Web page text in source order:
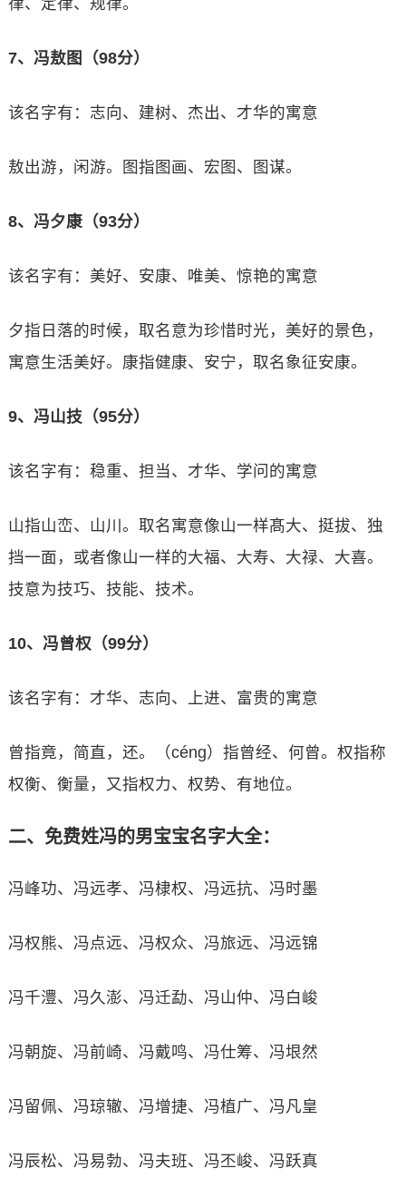
律、定律、规律。
7、冯敖图（98分）
该名字有：志向、建树、杰出、才华的寓意
敖出游，闲游。图指图画、宏图、图谋。
8、冯夕康（93分）
该名字有：美好、安康、唯美、惊艳的寓意
夕指日落的时候，取名意为珍惜时光，美好的景色，
寓意生活美好。康指健康、安宁，取名象征安康。
9、冯山技（95分）
该名字有：稳重、担当、才华、学问的寓意
山指山峦、山川。取名寓意像山一样髙大、挺拔、独
挡一面，或者像山一样的大福、大寿、大禄、大喜。
技意为技巧、技能、技术。
10、冯曾权（99分）
该名字有：才华、志向、上进、富贵的寓意
曾指竟，简直，还。（céng）指曾经、何曾。权指称
权衡、衡量，又指权力、权势、有地位。
二、免费姓冯的男宝宝名字大全：
冯峰功、冯远孝、冯棣权、冯远抗、冯时墨
冯权熊、冯点远、冯权众、冯旅远、冯远锦
冯千澧、冯久澎、冯迁勐、冯山仲、冯白峻
冯朝旋、冯前崎、冯戴鸣、冯仕筹、冯垠然
冯留佩、冯琼辙、冯增捷、冯植广、冯凡皇
冯辰松、冯易勃、冯夫班、冯丕峻、冯跃真